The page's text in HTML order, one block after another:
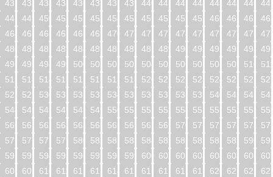
432
433 434 435 436 437 438 439 440 441 442 443 444 445 446
448
449 450 451 452 453 454 455 456 457 458 459 460 461 462
464
465 466 467 468 469 470 471 472 473 474 475 476 477 478
480
481 482 483 484 485 486 487 488 489 490 491 492 493 494
496
497 498 499 500 501 502 503 504 505 506 507 508 509 510
512
513 514 515 516 517 518 519 520 521 522 523 524 525 526
528
529 530 531 532 533 534 535 536 537 538 539 540 541 542
544
545 546 547 548 549 550 551 552 553 554 555 556 557 558
560
561 562 563 564 565 566 567 568 569 570 571 572 573 574
576
577 578 579 580 581 582 583 584 585 586 587 588 589 590
592
593 594 595 596 597 598 599 600 601 602 603 604 605 606
608
609 610 611 612 613 614 615 616 617 618 619 620 621 622